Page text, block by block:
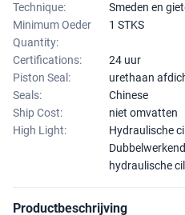
Technique:
Smeden en
Minimum Oeder
Quantity:
1 STKS
Certifications:
24 uur
Piston Seal:
urethaan
Seals:
Chinese
Ship Cost:
niet omvatten
High Light:
Hydraulische
hydraulische
Productbeschrijving